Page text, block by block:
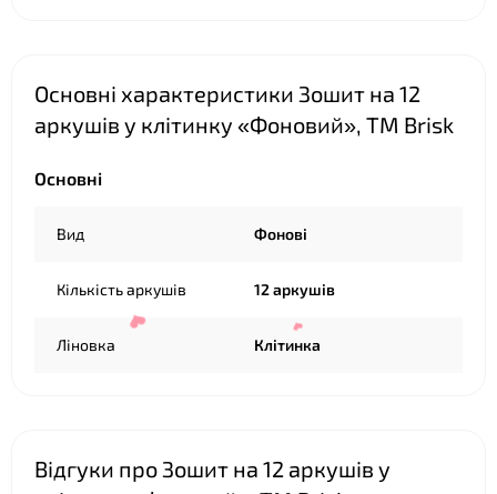
Основні характеристики Зошит на 12
аркушів у клітинку «Фоновий», ТМ Brisk
Основні
Вид Фонові
Кількість аркушів 12 аркушів
Ліновка Клітинка
Відгуки про Зошит на 12 аркушів у
❤